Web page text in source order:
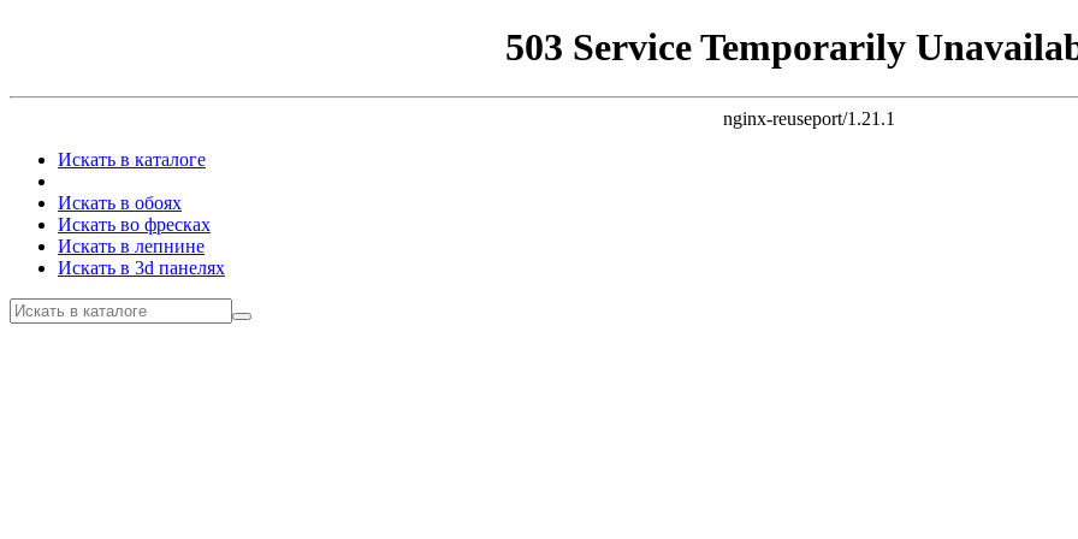
503 Service Temporarily
nginx-reuseport/1.21.1
Искать в каталоге
Искать в обоях
Искать во фресках
Искать в лепнине
Искать в 3d панелях